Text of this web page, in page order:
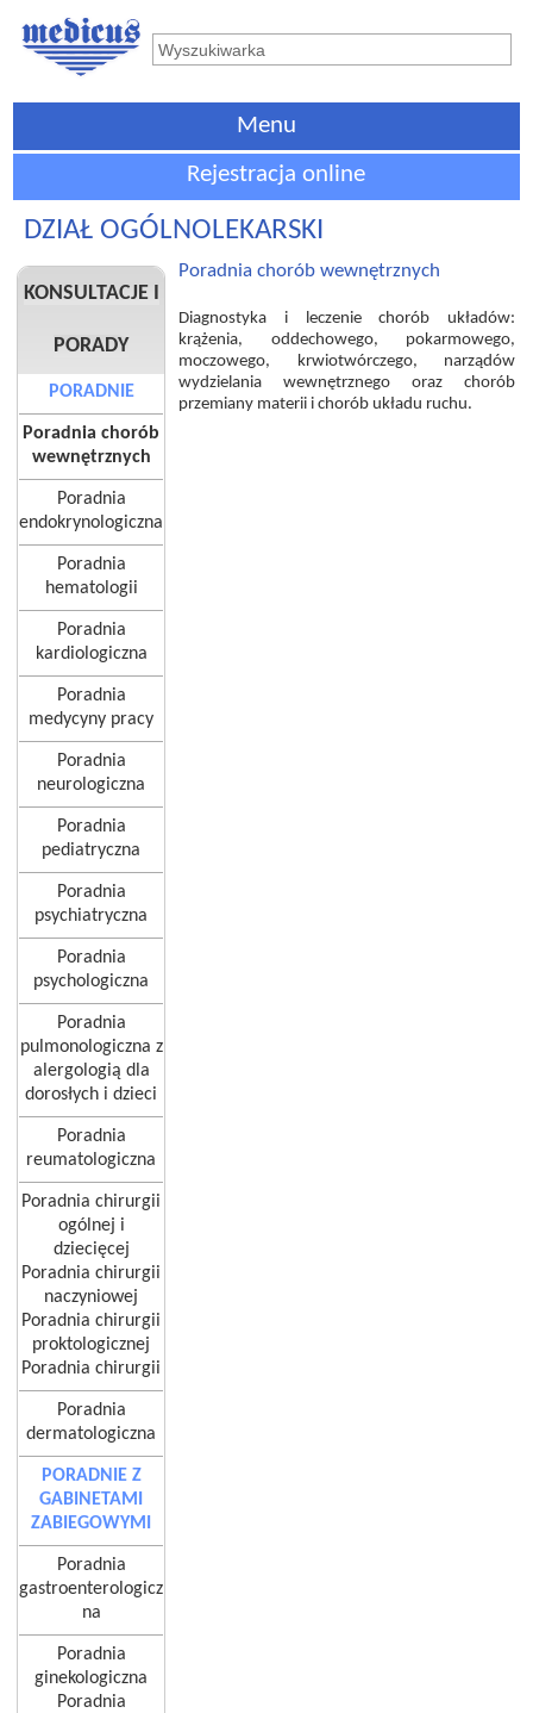
Menu
Rejestracja online
DZIAŁ OGÓLNOLEKARSKI
KONSULTACJE I
PORADY
PORADNIE
Poradnia chorób
wewnętrznych
Poradnia
endokrynologiczna
Poradnia
hematologii
Poradnia
kardiologiczna
Poradnia
medycyny pracy
Poradnia
neurologiczna
Poradnia
pediatryczna
Poradnia
psychiatryczna
Poradnia
psychologiczna
Poradnia
pulmonologiczna z
alergologią dla
dorosłych i dzieci
Poradnia
reumatologiczna
Poradnia chirurgii
ogólnej i
dziecięcej
Poradnia chirurgii
naczyniowej
Poradnia chirurgii
proktologicznej
Poradnia chirurgii
Poradnia
dermatologiczna
PORADNIE Z
GABINETAMI
ZABIEGOWYMI
Poradnia
gastroenterologicz
na
Poradnia
ginekologiczna
Poradnia
Poradnia chorób wewnętrznych
Diagnostyka i leczenie chorób układów:
krążenia, oddechowego, pokarmowego,
moczowego, krwiotwórczego, narządów
wydzielania wewnętrznego oraz chorób
przemiany materii i chorób układu ruchu.